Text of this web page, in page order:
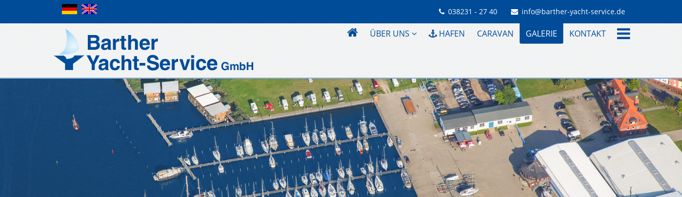
038231 - 27 40 info@barther-yacht-service.de
ÜBER UNS HAFEN CARAVAN GALERIE KONTAKT